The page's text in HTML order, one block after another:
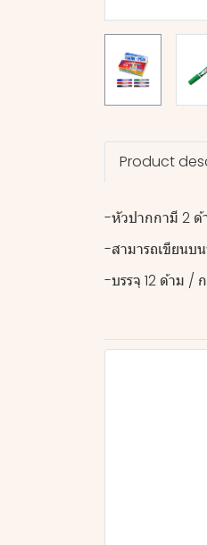
Product
-หัวปากกามี 2 ด้
-สามารถเขียน
-บรรจุ 12 ด้าม /